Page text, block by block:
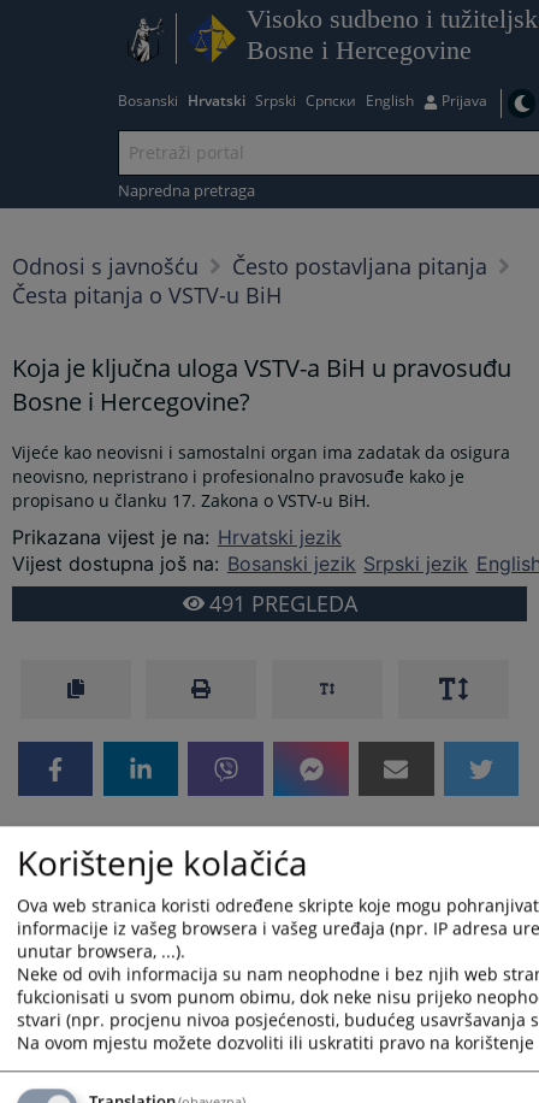
Visoko sudbeno i
Bosne i Hercegovine
Bosanski Hrvatski Srpski Српски English Prijava
Napredna pretraga
Odnosi s javnošću
Često postavljana pitanja
Česta pitanja o VSTV-u BiH
Koja je ključna uloga VSTV-a BiH u pravosuđu
Bosne i Hercegovine?
Vijeće kao neovisni i samostalni organ ima zadatak da osigura
neovisno, nepristrano i profesionalno pravosuđe kako je
propisano u članku 17. Zakona o VSTV-u BiH.
Prikazana vijest je na: Hrvatski jezik
Vijest dostupna još na: Bosanski jezik Srpski jezik
491 PREGLEDA
Korištenje kolačića
Ova web stranica koristi određene skripte koje mogu
informacije iz vašeg browsera i vašeg uređaja (npr. IP adresa
unutar browsera, ...).
Neke od ovih informacija su nam neophodne i bez njih web
fukcionisati u svom punom obimu, dok neke nisu prijeko
stvari (npr. procjenu nivoa posjećenosti, budućeg usavršavanja
Na ovom mjestu možete dozvoliti ili uskratiti pravo na